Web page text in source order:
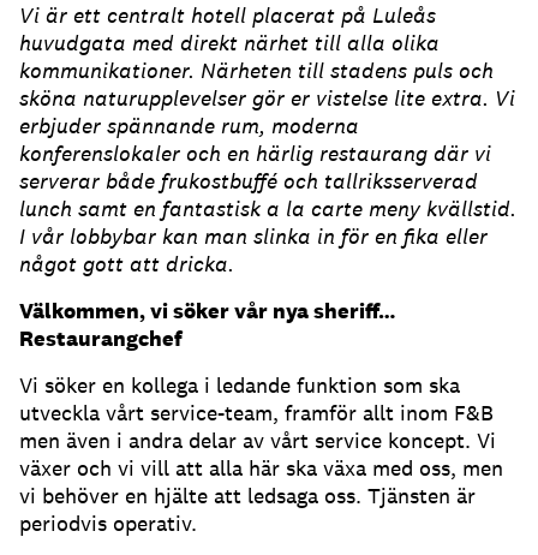
Vi är ett centralt hotell placerat på Luleås
huvudgata med direkt närhet till alla olika
kommunikationer. Närheten till stadens puls och
sköna naturupplevelser gör er vistelse lite extra. Vi
erbjuder spännande rum, moderna
konferenslokaler och en härlig restaurang där vi
serverar både frukostbuffé och tallriksserverad
lunch samt en fantastisk a la carte meny kvällstid.
I vår lobbybar kan man slinka in för en fika eller
något gott att dricka.
Välkommen, vi söker vår nya sheriff…
Restaurangchef
Vi söker en kollega i ledande funktion som ska
utveckla vårt service-team, framför allt inom F&B
men även i andra delar av vårt service koncept. Vi
växer och vi vill att alla här ska växa med oss, men
vi behöver en hjälte att ledsaga oss. Tjänsten är
periodvis operativ.